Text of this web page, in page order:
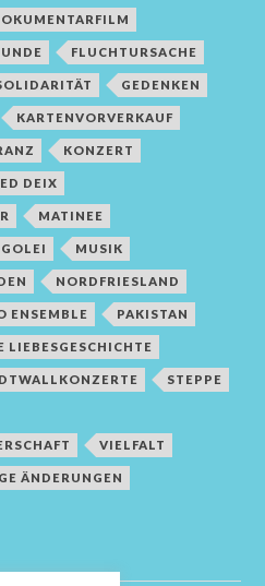
FLUCHTURSACHE
GEDENKEN
KARTENVORVERKAUF
KONZERT
DEIX
MATINEE
MUSIK
NORDFRIESLAND
ENSEMBLE PAKISTAN
LIEBESGESCHICHTE
STEPPE
VIELFALT
ÄNDERUNGEN